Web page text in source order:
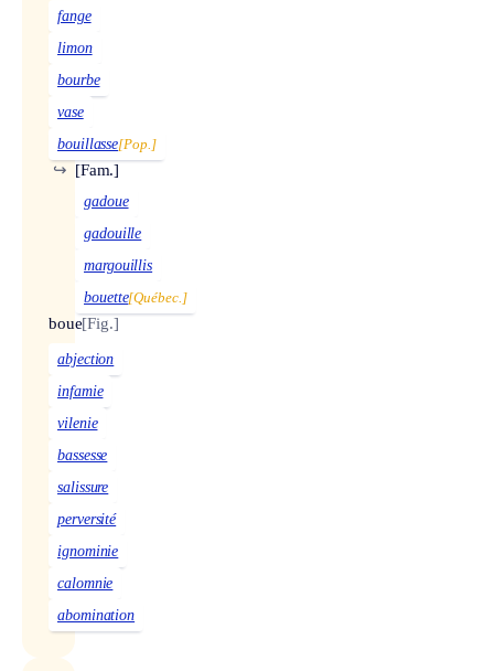
fange
limon
bourbe
vase
bouillasse[Pop.]
[Fam.]
↪
gadoue
gadouille
margouillis
bouette[Québec.]
boue[Fig.]
abjection
infamie
vilenie
bassesse
salissure
perversité
ignominie
calomnie
abomination